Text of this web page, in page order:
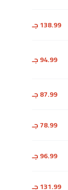
138.99 جـ
94.99 جـ
87.99 جـ
78.99 جـ
96.99 جـ
131.99 جـ